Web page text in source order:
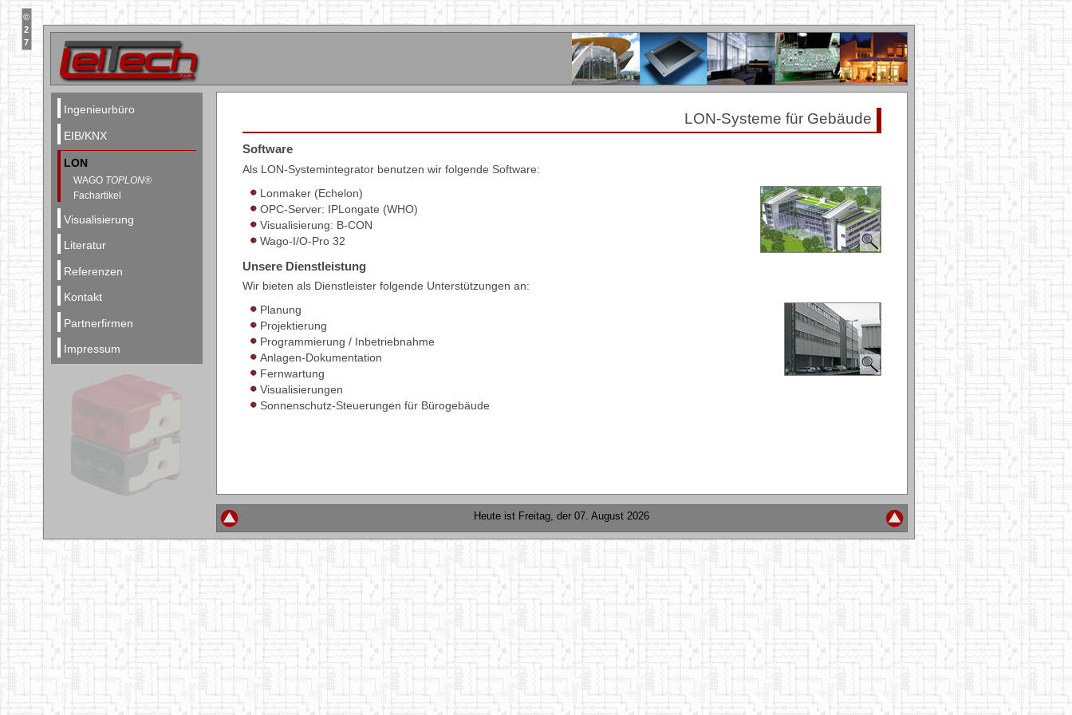
©
2
7
Ingenieurbüro
EIB/KNX
LON
WAGO TOPLON®
Fachartikel
Visualisierung
Literatur
Referenzen
Kontakt
Partnerfirmen
Impressum
LON-Systeme für Gebäude
Software
Als LON-Systemintegrator benutzen wir folgende Software:
Lonmaker (Echelon)
OPC-Server: IPLongate (WHO)
Visualisierung: B-CON
Wago-I/O-Pro 32
Unsere Dienstleistung
Wir bieten als Dienstleister folgende Unterstützungen an:
Planung
Projektierung
Programmierung / Inbetriebnahme
Anlagen-Dokumentation
Fernwartung
Visualisierungen
Sonnenschutz-Steuerungen für Bürogebäude
Heute ist Freitag, der 07. August 2026